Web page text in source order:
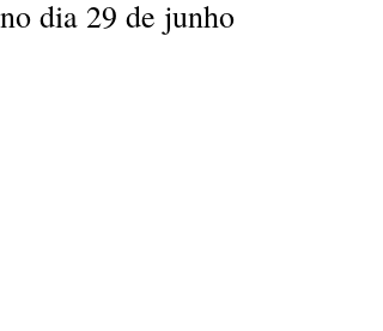
no dia 29 de junho